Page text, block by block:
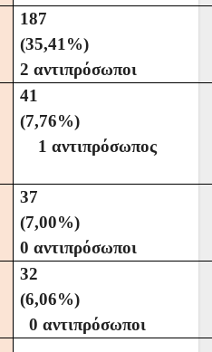
187
2 αντιπρόσωποι
41
1 αντιπρόσωπος
37
0 αντιπρόσωποι
32
0 αντιπρόσωποι